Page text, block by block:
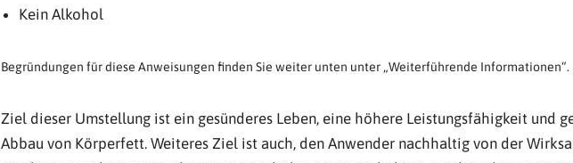
Kein Alkohol
Begründungen für diese Anweisungen finden Sie weiter unten unter „Weiterführende Informationen“.
Ziel dieser Umstellung ist ein gesünderes Leben, eine höhere Leistungsfähigkeit und
Abbau von Körperfett. Weiteres Ziel ist auch, den Anwender nachhaltig von der